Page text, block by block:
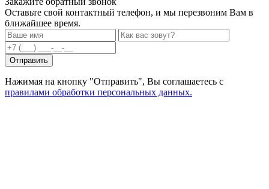
Оставьте свой контактный телефон, и мы перезвоним Вам в
ближайшее время.
Нажимая на кнопку "Отправить", Вы соглашаетесь с
правилами обработки персональных данных.